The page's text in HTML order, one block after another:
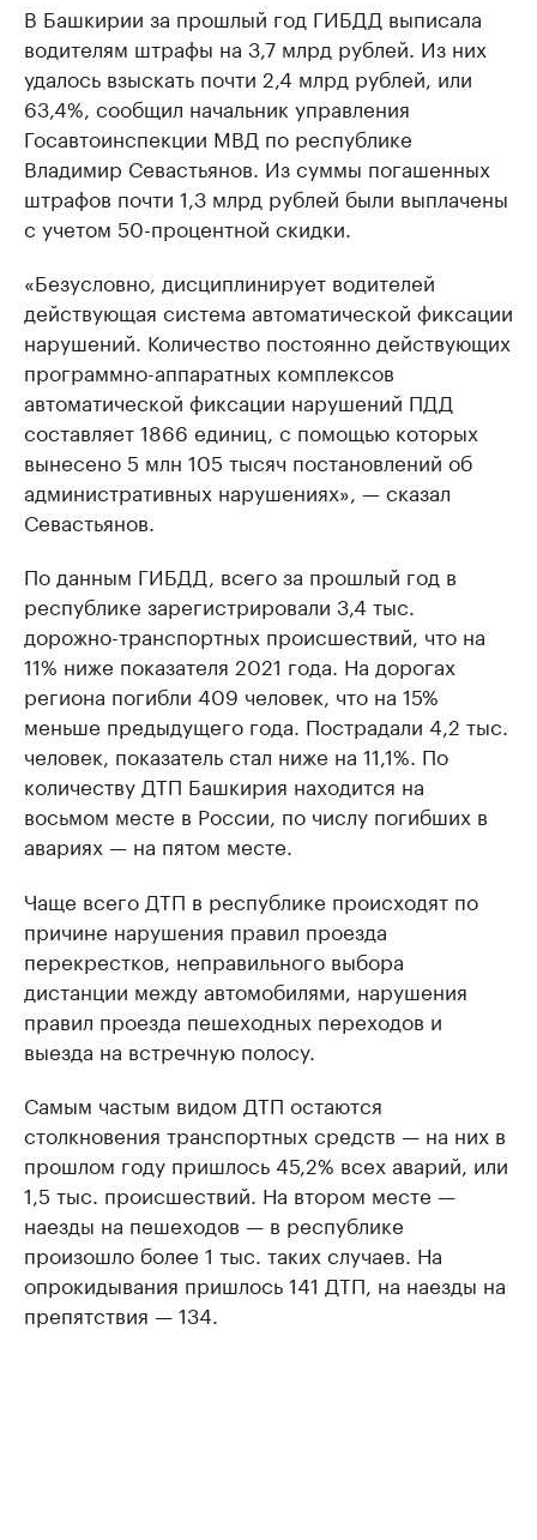
В Башкирии за прошлый год ГИБДД выписала
водителям штрафы на 3,7 млрд рублей. Из них
удалось взыскать почти 2,4 млрд рублей, или
63,4%, сообщил начальник управления
Госавтоинспекции МВД по республике
Владимир Севастьянов. Из суммы погашенных
штрафов почти 1,3 млрд рублей были выплачены
с учетом 50-процентной скидки.
«Безусловно, дисциплинирует водителей
действующая система автоматической фиксации
нарушений. Количество постоянно действующих
программно-аппаратных комплексов
автоматической фиксации нарушений ПДД
составляет 1866 единиц, с помощью которых
вынесено 5 млн 105 тысяч постановлений об
административных нарушениях», — сказал
Севастьянов.
По данным ГИБДД, всего за прошлый год в
республике зарегистрировали 3,4 тыс.
дорожно-транспортных происшествий, что на
11% ниже показателя 2021 года. На дорогах
региона погибли 409 человек, что на 15%
меньше предыдущего года. Пострадали 4,2 тыс.
человек, показатель стал ниже на 11,1%. По
количеству ДТП Башкирия находится на
восьмом месте в России, по числу погибших в
авариях — на пятом месте.
Чаще всего ДТП в республике происходят по
причине нарушения правил проезда
перекрестков, неправильного выбора
дистанции между автомобилями, нарушения
правил проезда пешеходных переходов и
выезда на встречную полосу.
Самым частым видом ДТП остаются
столкновения транспортных средств — на них в
прошлом году пришлось 45,2% всех аварий, или
1,5 тыс. происшествий. На втором месте —
наезды на пешеходов — в республике
произошло более 1 тыс. таких случаев. На
опрокидывания пришлось 141 ДТП, на наезды на
препятствия — 134.